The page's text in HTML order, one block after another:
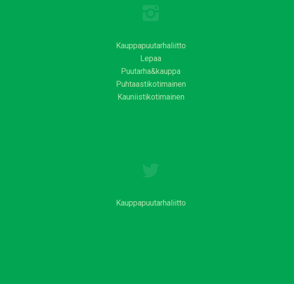
Kauppapuutarhaliitto
Lepaa
Puutarha&kauppa
Puhtaastikotimainen
Kauniistikotimainen
Kauppapuutarhaliitto